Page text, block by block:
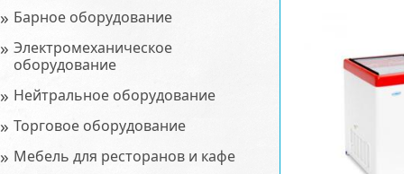
» Барное оборудование
» Электромеханическое
оборудование
» Нейтральное оборудование
» Торговое оборудование
» Мебель для ресторанов и кафе